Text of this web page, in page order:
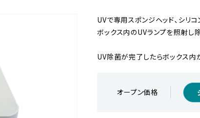
UVで専用スポンジヘッド、シリ
ボックス内のUVランプを照射し
UV除菌が完了したらボックス内
オープン価格